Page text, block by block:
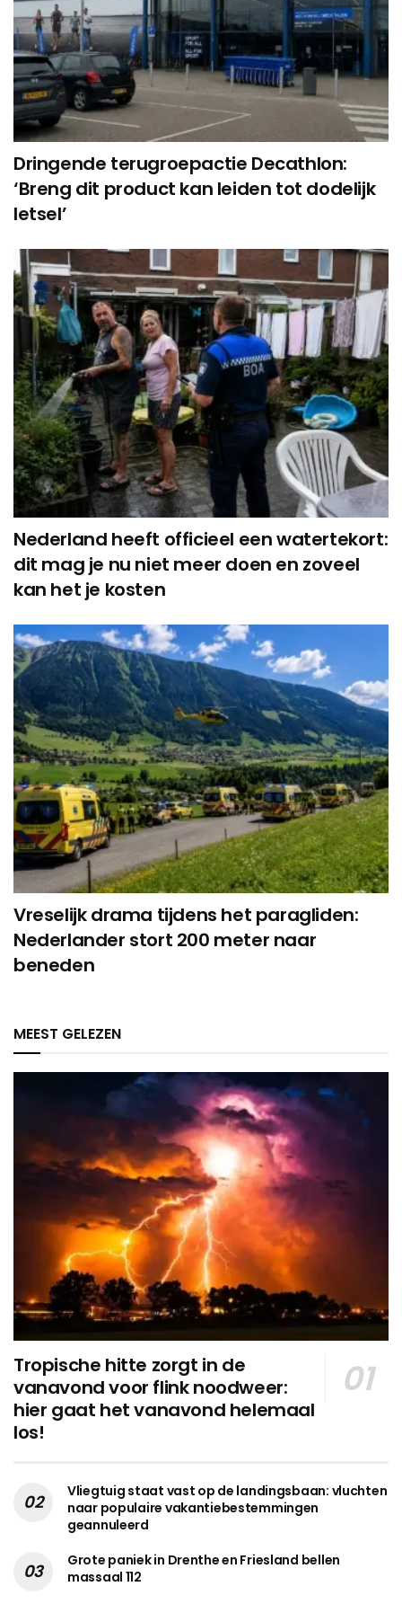
Dringende terugroepactie Decathlon:
‘Breng dit product kan leiden tot dodelijk
letsel’
Nederland heeft officieel een watertekort:
dit mag je nu niet meer doen en zoveel
kan het je kosten
Vreselijk drama tijdens het paragliden:
Nederlander stort 200 meter naar
beneden
MEEST GELEZEN
Tropische hitte zorgt in de
vanavond voor flink noodweer:
hier gaat het vanavond helemaal
los!
Vliegtuig staat vast op de landingsbaan: vluchten
naar populaire vakantiebestemmingen
geannuleerd
Grote paniek in Drenthe en Friesland bellen
massaal 112